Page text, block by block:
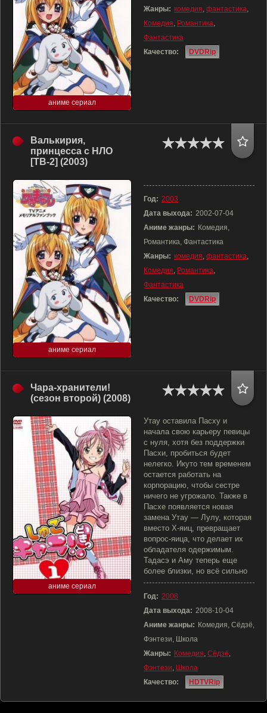
аниме сериал
Жанры: комедия, фантастика,
Комедия, Романтика,
Фантастика
Качество:
DVDRip
Валькирия,
принцесса с НЛО
[ТВ-2] (2003)
аниме сериал
Год: 2003
Дата выхода: 2002-07-04
Аниме жанры: Комедия,
Романтика, Фантастика
Жанры: комедия, фантастика,
Комедия, Романтика,
Фантастика
Качество:
DVDRip
Чара-хранители!
(сезон второй) (2008)
аниме сериал
Утау оставила Пасху и
начала свою карьеру певицы
с нуля, хотя без поддержки
Пасхи, пробиться будет
нелегко. Икуто тем временем
остается работать на
корпорацию, чтобы сестре
ничего не угрожало. Также в
Пасхе появляется новая
замена Утау — Лулу, которая
вместо Х-яиц, превращает
вопрос-яица, что делает их
обладателя одержимым.
Тадасэ и Аму теперь еще
более близки, но всё сильно
Год: 2008
Дата выхода: 2008-10-04
Аниме жанры: Комедия, Сёдзё,
Фэнтези, Школа
Жанры: Комедия, Сёдзё,
Фэнтези, Школа
Качество:
HDTVRip